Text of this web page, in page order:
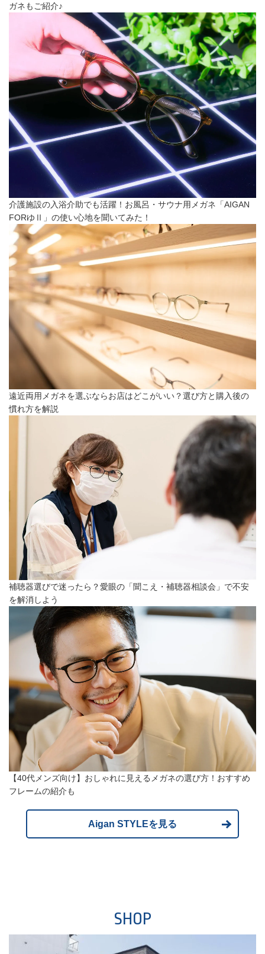
ガネもご紹介♪
介護施設の入浴介助でも活躍！お風呂・サウナ用メガネ「AIGAN
FORゆⅡ」の使い心地を聞いてみた！
遠近両用メガネを選ぶならお店はどこがいい？選び方と購入後の
慣れ方を解説
補聴器選びで迷ったら？愛眼の「聞こえ・補聴器相談会」で不安
を解消しよう
【40代メンズ向け】おしゃれに見えるメガネの選び方！おすすめ
フレームの紹介も
Aigan STYLEを見る
SHOP